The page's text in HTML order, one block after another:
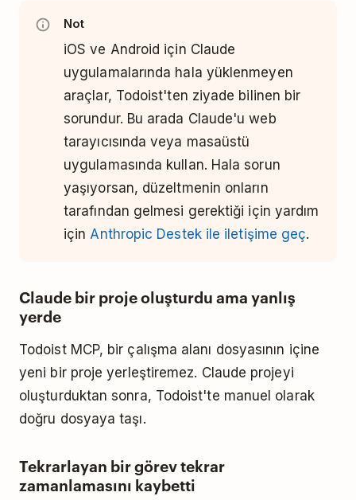
Not
iOS ve Android için Claude
uygulamalarında hala yüklenmeyen
araçlar, Todoist'ten ziyade bilinen bir
sorundur. Bu arada Claude'u web
tarayıcısında veya masaüstü
uygulamasında kullan. Hala sorun
yaşıyorsan, düzeltmenin onların
tarafından gelmesi gerektiği için yardım
için Anthropic Destek ile iletişime geç.
Claude bir proje oluşturdu ama yanlış
yerde
Todoist MCP, bir çalışma alanı dosyasının içine
yeni bir proje yerleştiremez. Claude projeyi
oluşturduktan sonra, Todoist'te manuel olarak
doğru dosyaya taşı.
Tekrarlayan bir görev tekrar
zamanlamasını kaybetti